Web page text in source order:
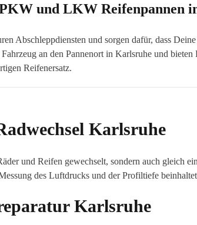
und LKW Reifenpannen
Abschleppdiensten und sorgen dafür, dass
an den Pannenort in Karlsruhe und
Reifenersatz.
Karlsruhe
und Reifen gewechselt, sondern auch gleich
des Luftdrucks und der Profiltiefe
Karlsruhe